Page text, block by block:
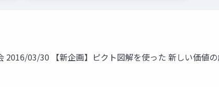
03/30 【新企画】ピクト図解を使った 新しい価値